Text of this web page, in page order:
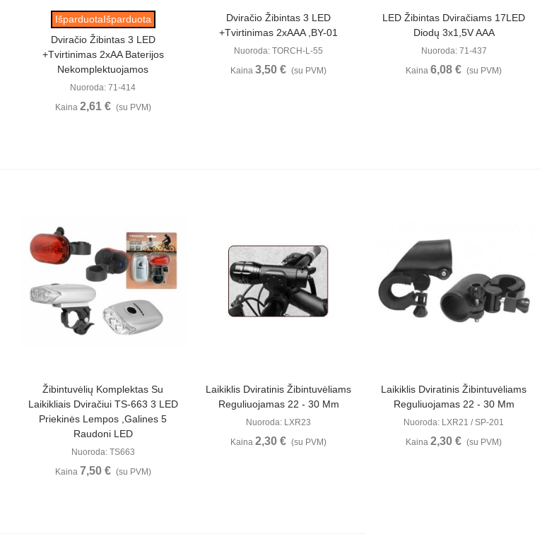
Peržiūrėti
IšparduotaIšparduota
Dviračio Žibintas 3 LED
+tvirtinimas 2xAA Baterijos
Nekomplektuojamos
Nuoroda: 71-414
Kaina 2,61 € (su PVM)
Peržiūrėti
Dviračio Žibintas 3 LED
+tvirtinimas 2xAAA ,BY-01
Nuoroda: TORCH-L-55
Kaina3,50 € (su PVM)
Peržiūrėti
LED Žibintas Dviračiams 17LED
Diodų 3x1,5V AAA
Nuoroda: 71-437
Kaina6,08 € (su PVM)
Peržiūrėti
Žibintuvėlių Komplektas Su
Laikikliais Dviračiui TS-663 3 LED
Priekinės Lempos ,galines 5
Raudoni LED
Nuoroda: TS663
Kaina 7,50 € (su PVM)
Peržiūrėti
Laikiklis Dviratinis Žibintuvėliams
Reguliuojamas 22 - 30 Mm
Nuoroda: LXR23
Kaina2,30 € (su PVM)
Peržiūrėti
Laikiklis Dviratinis Žibintuvėliams
Reguliuojamas 22 - 30 Mm
Nuoroda: LXR21 / SP-201
Kaina2,30 € (su PVM)